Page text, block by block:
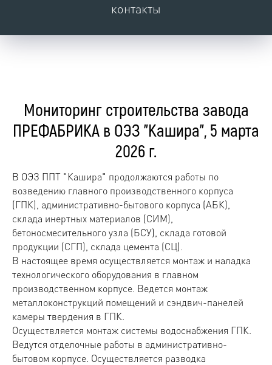
контакты
Мониторинг строительства завода
ПРЕФАБРИКА в ОЭЗ "Кашира", 5 марта
2026 г.
В ОЭЗ ППТ "Кашира" продолжаются работы по
возведению главного производственного корпуса
(ГПК), административно-бытового корпуса (АБК),
склада инертных материалов (СИМ),
бетоносмесительного узла (БСУ), склада готовой
продукции (СГП), склада цемента (СЦ).
В настоящее время осуществляется монтаж и наладка
технологического оборудования в главном
производственном корпусе. Ведется монтаж
металлоконструкций помещений и сэндвич-панелей
камеры твердения в ГПК.
Осуществляется монтаж системы водоснабжения ГПК.
Ведутся отделочные работы в административно-
бытовом корпусе. Осуществляется разводка